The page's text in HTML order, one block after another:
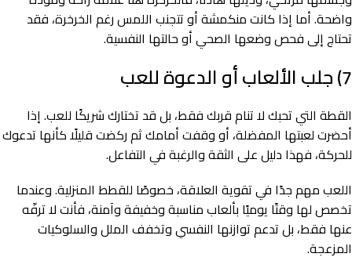
واضحة. أما إذا كانت منكمشة أو تتجنب اللمس رغم الخرخرة، فقد
تحتاج إلى فحص وضعها الصحي أو حالتها النفسية.
7) جلب الألعاب أو الدعوة للعب
القطة التي تحبك لا تنام قربك فقط، بل قد تختارك شريكًا للعب. إذا
أحضرت لعبتها المفضلة، أو وقفت أمامك ثم ركضت قليلًا كأنها تدعوك
للحركة، فهذا دليل على الثقة والرغبة في التفاعل.
اللعب مهم جدًا في تقوية العلاقة، خصوصًا للقطط المنزلية. وعندما
تخصص لها وقتًا يوميًا بألعاب مناسبة وخفيفة وآمنة، فأنت لا ترفّه
عنها فقط، بل تدعم توازنها النفسي وتخفف الملل والسلوكيات
المزعجة.